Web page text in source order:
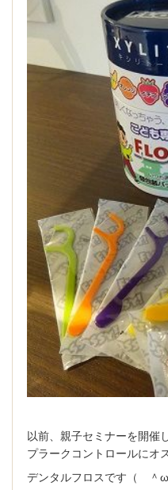
以前、親子セミナーを開催
プラークコントロールにオ
デンタルフロスです（ ＾ω